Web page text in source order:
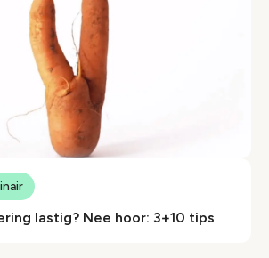
lastig? Nee hoor: 3+10 tips